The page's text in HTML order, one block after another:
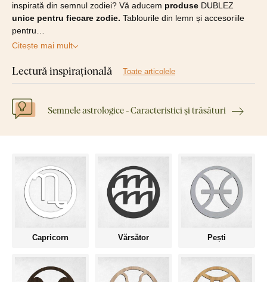
inspirată din semnul zodiei? Vă aducem produse DUBLEZ
unice pentru fiecare zodie. Tablourile din lemn și accesoriile
pentru…
Citește mai mult
Lectură inspirațională Toate articolele
Semnele astrologice - Caracteristici și trăsături
Capricorn Vărsător Pești